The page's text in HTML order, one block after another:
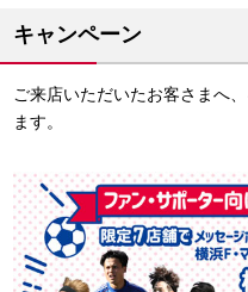
キャンペーン
ご来店いただいたお客さまへ
ます。